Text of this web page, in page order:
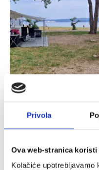
Privola
Ova web-stranica koristi
Kolačiće upotrebljavamo